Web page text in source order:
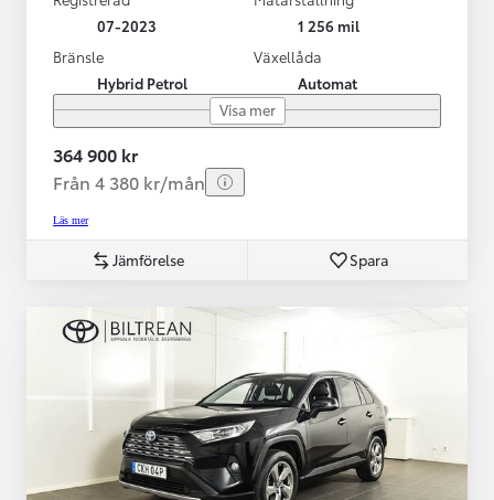
07-2023
1 256 mil
Bränsle
Hybrid Petrol
Växellåda
Automat
Visa mer
364 900 kr
Från 4 380 kr/mån
Läs mer
Jämförelse Spara